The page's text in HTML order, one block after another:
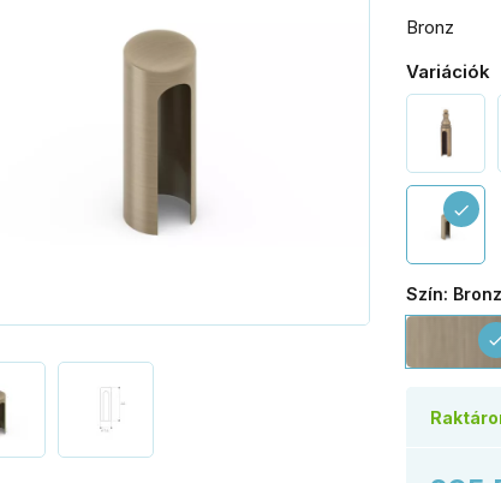
Bronz
Variációk
check
Szín: Bronz